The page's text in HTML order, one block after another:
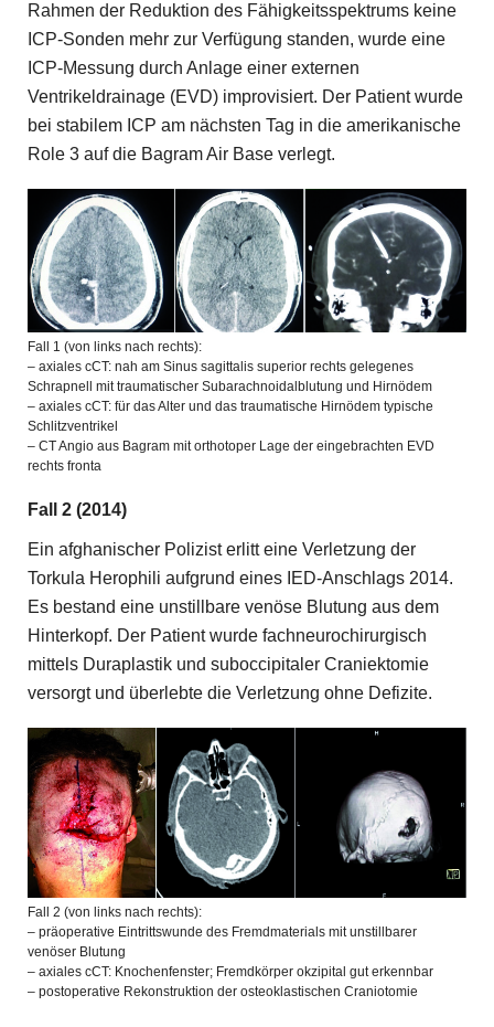
Rahmen der Reduktion des Fähigkeitsspektrums keine
ICP-Sonden mehr zur Verfügung standen, wurde eine
ICP-Messung durch Anlage einer externen
Ventrikeldrainage (EVD) improvisiert. Der Patient wurde
bei stabilem ICP am nächsten Tag in die amerikanische
Role 3 auf die Bagram Air Base verlegt.
Fall 1 (von links nach rechts):
– axiales cCT: nah am Sinus sagittalis superior rechts gelegenes
Schrapnell mit traumatischer Subarachnoidalblutung und Hirnödem
– axiales cCT: für das Alter und das traumatische Hirnödem typische
Schlitzventrikel
– CT Angio aus Bagram mit orthotoper Lage der eingebrachten EVD
rechts fronta
Fall 2 (2014)
Ein afghanischer Polizist erlitt eine Verletzung der
Torkula Herophili aufgrund eines IED-Anschlags 2014.
Es bestand eine unstillbare venöse Blutung aus dem
Hinterkopf. Der Patient wurde fachneurochirurgisch
mittels Duraplastik und suboccipitaler Craniektomie
versorgt und überlebte die Verletzung ohne Defizite.
Fall 2 (von links nach rechts):
– präoperative Eintrittswunde des Fremdmaterials mit unstillbarer
venöser Blutung
– axiales cCT: Knochenfenster; Fremdkörper okzipital gut erkennbar
– postoperative Rekonstruktion der osteoklastischen Craniotomie